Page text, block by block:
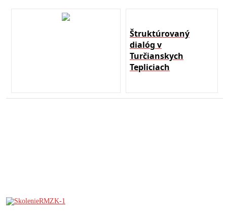
Štruktúrovaný
dialóg v
Turčianskych
Tepliciach